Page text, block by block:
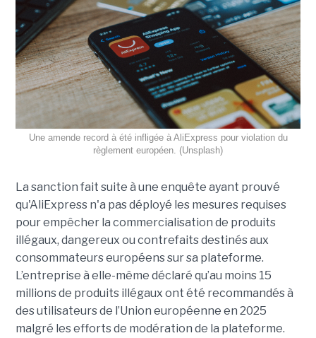
Une amende record à été infligée à AliExpress pour violation du
règlement européen. (Unsplash)
La sanction fait suite à une enquête ayant prouvé
qu'AliExpress n'a pas déployé les mesures requises
pour empêcher la commercialisation de produits
illégaux, dangereux ou contrefaits destinés aux
consommateurs européens sur sa plateforme.
L’entreprise à elle-même déclaré qu’au moins 15
millions de produits illégaux ont été recommandés à
des utilisateurs de l’Union européenne en 2025
malgré les efforts de modération de la plateforme.